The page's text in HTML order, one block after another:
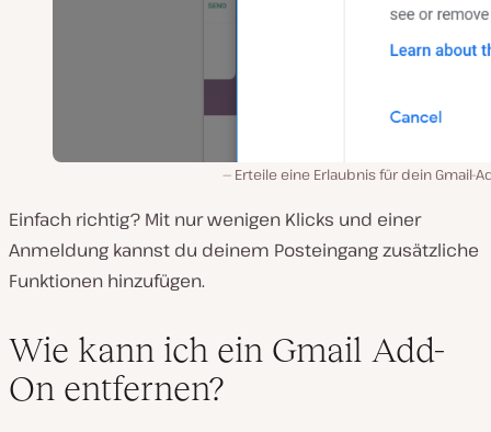
Erteile eine Erlaubnis für dein Gmail-
Einfach richtig? Mit nur wenigen Klicks und einer
Anmeldung kannst du deinem Posteingang zusätzliche
Funktionen hinzufügen.
Wie kann ich ein Gmail Add-
On entfernen?